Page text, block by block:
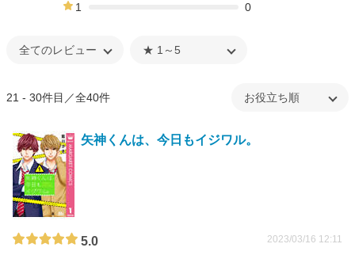
1
0
21 - 30件目／全40件
矢神くんは、今日もイジワル。
5.0 2023/03/16 12:11